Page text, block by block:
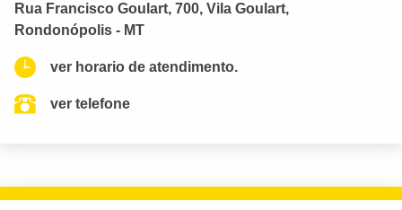
Rua Francisco Goulart, 700, Vila Goulart,
Rondonópolis - MT
ver horario de atendimento.
ver telefone